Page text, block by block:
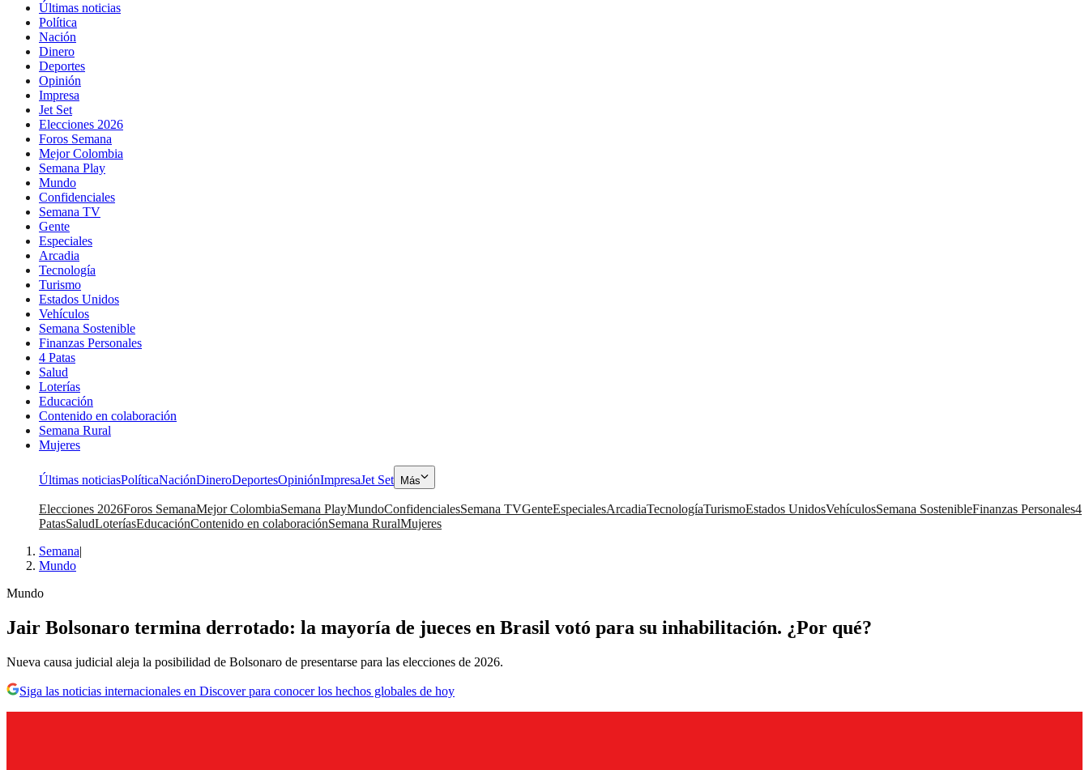
Últimas noticias
Política
Nación
Dinero
Deportes
Opinión
Impresa
Jet Set
Elecciones 2026
Foros Semana
Mejor Colombia
Semana Play
Mundo
Confidenciales
Semana TV
Gente
Especiales
Arcadia
Tecnología
Turismo
Estados Unidos
Vehículos
Semana Sostenible
Finanzas Personales
4 Patas
Salud
Loterías
Educación
Contenido en colaboración
Semana Rural
Mujeres
Últimas noticiasPolíticaNaciónDineroDeportesOpiniónImpresaJet Set Más
Elecciones 2026Foros SemanaMejor ColombiaSemana PlayMundoConfidencialesSemana TVGenteEspecialesArcadiaTecnologíaTurismoEstados UnidosVehículosSemana SostenibleFinanzas Personales4
PatasSaludLoteríasEducaciónContenido en colaboraciónSemana RuralMujeres
Semana|
Mundo
Mundo
Jair Bolsonaro termina derrotado: la mayoría de jueces en Brasil votó para su inhabilitación. ¿Por qué?
Nueva causa judicial aleja la posibilidad de Bolsonaro de presentarse para las elecciones de 2026.
Siga las noticias internacionales en Discover para conocer los hechos globales de hoy